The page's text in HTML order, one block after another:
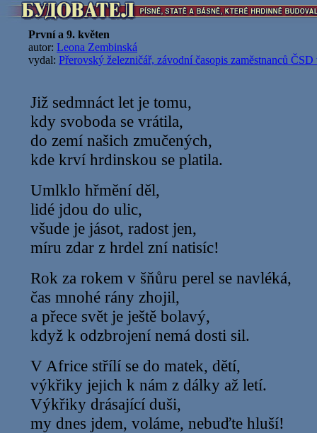
První a 9. květen
autor: Leona Zembinská
vydal: Přerovský železničář, závodní časopis zaměstnanců
Již sedmnáct let je tomu,
kdy svoboda se vrátila,
do zemí našich zmučených,
kde krví hrdinskou se platila.
Umlklo hřmění děl,
lidé jdou do ulic,
všude je jásot, radost jen,
míru zdar z hrdel zní natisíc!
Rok za rokem v šňůru perel se navléká,
čas mnohé rány zhojil,
a přece svět je ještě bolavý,
když k odzbrojení nemá dosti sil.
V Africe střílí se do matek, dětí,
výkřiky jejich k nám z dálky až letí.
Výkřiky drásající duši,
my dnes jdem, voláme, nebuďte hluší!